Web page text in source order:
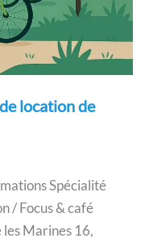
location de
Spécialité
/ Focus & café
Marines 16,